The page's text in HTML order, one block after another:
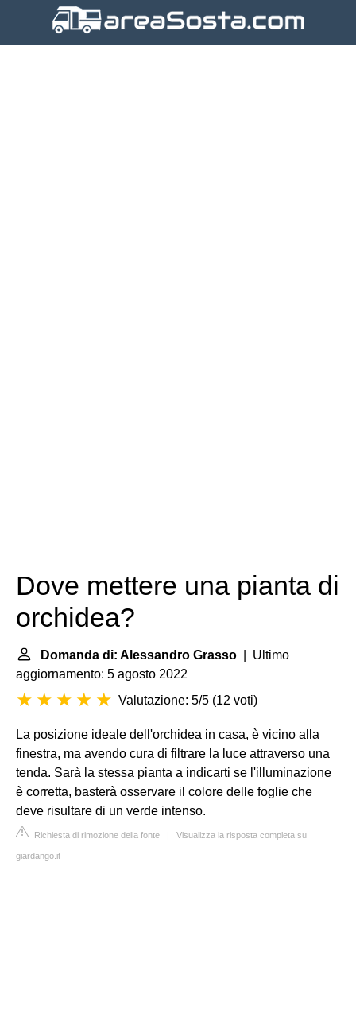
Dove mettere una pianta di
orchidea?
Domanda di: Alessandro Grasso | Ultimo
aggiornamento: 5 agosto 2022
Valutazione: 5/5 (12 voti)
La posizione ideale dell'orchidea in casa, è vicino alla
finestra, ma avendo cura di filtrare la luce attraverso una
tenda. Sarà la stessa pianta a indicarti se l'illuminazione
è corretta, basterà osservare il colore delle foglie che
deve risultare di un verde intenso.
Richiesta di rimozione della fonte | Visualizza la risposta completa su
giardango.it